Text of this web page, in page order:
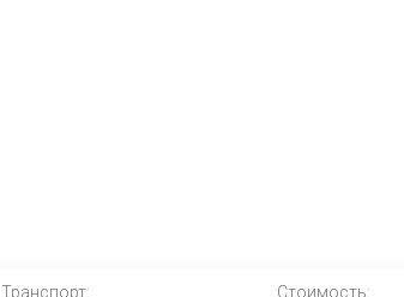
Транспорт:
Стоимость: